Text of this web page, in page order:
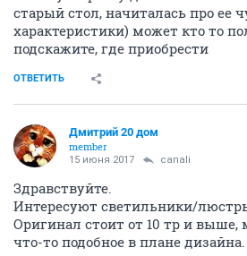
старый стол, начиталась про ее
характеристики) может кто то
подскажите, где приобрести
ОТВЕТИТЬ
Дмитрий 20 дом
member
15 июня 2017 canali
Здравствуйте.
Интересуют светильники/
Оригинал стоит от 10 тр и выше,
что-то подобное в плане